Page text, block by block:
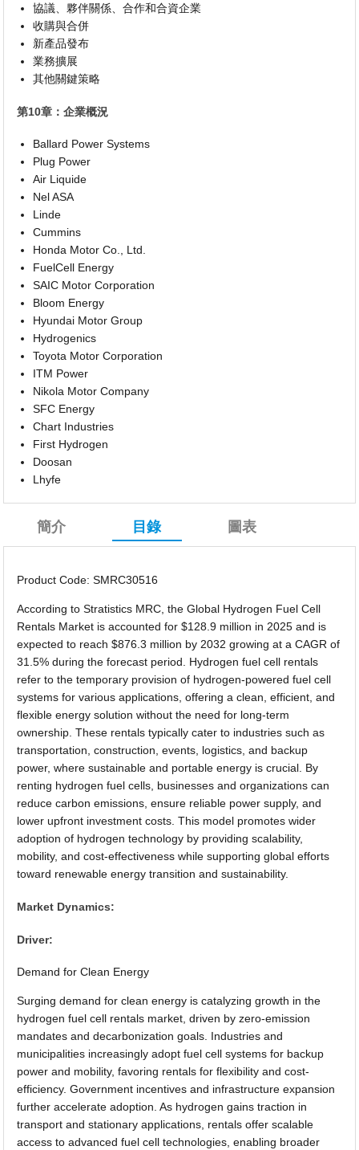
協議、夥伴關係、合作和合資企業
收購與合併
新產品發布
業務擴展
其他關鍵策略
第10章：企業概況
Ballard Power Systems
Plug Power
Air Liquide
Nel ASA
Linde
Cummins
Honda Motor Co., Ltd.
FuelCell Energy
SAIC Motor Corporation
Bloom Energy
Hyundai Motor Group
Hydrogenics
Toyota Motor Corporation
ITM Power
Nikola Motor Company
SFC Energy
Chart Industries
First Hydrogen
Doosan
Lhyfe
簡介 目錄 圖表
Product Code: SMRC30516
According to Stratistics MRC, the Global Hydrogen Fuel Cell
Rentals Market is accounted for $128.9 million in 2025 and is
expected to reach $876.3 million by 2032 growing at a CAGR of
31.5% during the forecast period. Hydrogen fuel cell rentals
refer to the temporary provision of hydrogen-powered fuel cell
systems for various applications, offering a clean, efficient, and
flexible energy solution without the need for long-term
ownership. These rentals typically cater to industries such as
transportation, construction, events, logistics, and backup
power, where sustainable and portable energy is crucial. By
renting hydrogen fuel cells, businesses and organizations can
reduce carbon emissions, ensure reliable power supply, and
lower upfront investment costs. This model promotes wider
adoption of hydrogen technology by providing scalability,
mobility, and cost-effectiveness while supporting global efforts
toward renewable energy transition and sustainability.
Market Dynamics:
Driver:
Demand for Clean Energy
Surging demand for clean energy is catalyzing growth in the
hydrogen fuel cell rentals market, driven by zero-emission
mandates and decarbonization goals. Industries and
municipalities increasingly adopt fuel cell systems for backup
power and mobility, favoring rentals for flexibility and cost-
efficiency. Government incentives and infrastructure expansion
further accelerate adoption. As hydrogen gains traction in
transport and stationary applications, rentals offer scalable
access to advanced fuel cell technologies, enabling broader